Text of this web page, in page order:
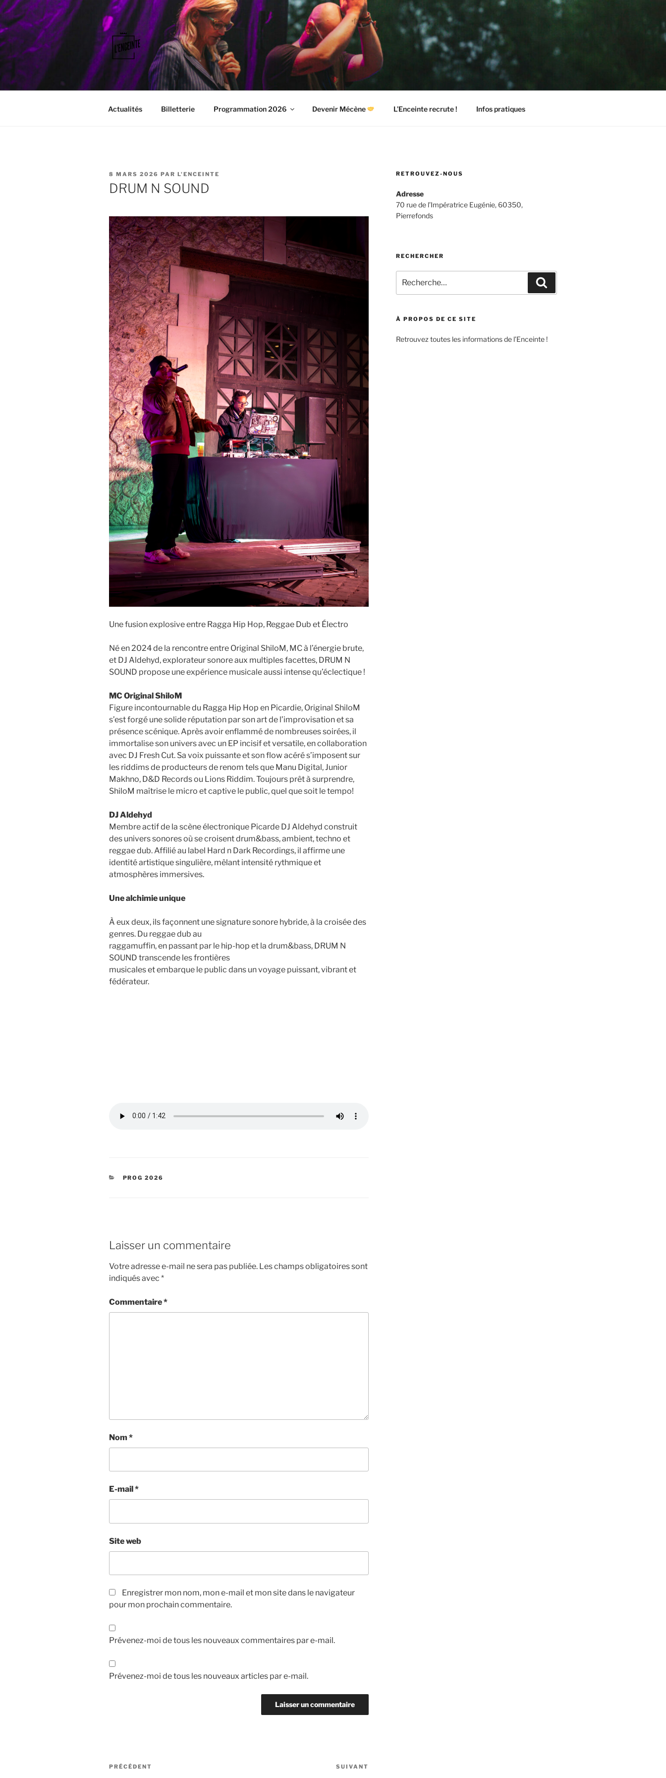
Aller
au
contenu
principal
L'ENCEINTE
Faisons vibrer le territoire.
Actualités Billetterie Programmation 2026 Devenir Mécène L’Enceinte recrute ! Infos pratiques
PUBLIÉ
LE
8 MARS 2026 PAR L'ENCEINTE
DRUM N SOUND
Une fusion explosive entre Ragga Hip Hop, Reggae Dub et Électro
Né en 2024 de la rencontre entre Original ShiloM, MC à l’énergie brute,
et DJ Aldehyd, explorateur sonore aux multiples facettes, DRUM N
SOUND propose une expérience musicale aussi intense qu’éclectique !
MC Original ShiloM
Figure incontournable du Ragga Hip Hop en Picardie, Original ShiloM
s’est forgé une solide réputation par son art de l’improvisation et sa
présence scénique. Après avoir enflammé de nombreuses soirées, il
immortalise son univers avec un EP incisif et versatile, en collaboration
avec DJ Fresh Cut. Sa voix puissante et son flow acéré s’imposent sur
les riddims de producteurs de renom tels que Manu Digital, Junior
Makhno, D&D Records ou Lions Riddim. Toujours prêt à surprendre,
ShiloM maîtrise le micro et captive le public, quel que soit le tempo!
DJ Aldehyd
Membre actif de la scène électronique Picarde DJ Aldehyd construit
des univers sonores où se croisent drum&bass, ambient, techno et
reggae dub. Affilié au label Hard n Dark Recordings, il affirme une
identité artistique singulière, mêlant intensité rythmique et
atmosphères immersives.
Une alchimie unique
À eux deux, ils façonnent une signature sonore hybride, à la croisée des
genres. Du reggae dub au
raggamuffin, en passant par le hip-hop et la drum&bass, DRUM N
SOUND transcende les frontières
musicales et embarque le public dans un voyage puissant, vibrant et
fédérateur.
CATÉGORIES
PROG 2026
Laisser un commentaire
Votre adresse e-mail ne sera pas publiée. Les champs obligatoires sont
indiqués avec *
Commentaire*
Nom *
E-mail*
Site web
Enregistrer mon nom, mon e-mail et mon site dans le navigateur
pour mon prochain commentaire.
Prévenez-moi de tous les nouveaux commentaires par e-mail.
Prévenez-moi de tous les nouveaux articles par e-mail.
Navigation
Article
PRÉCÉDENT SUIVANT
RETROUVEZ-NOUS
Adresse
70 rue de l’Impératrice Eugénie, 60350,
Pierrefonds
RECHERCHER
pour
:
À PROPOS DE CE SITE
Retrouvez toutes les informations de l’Enceinte !